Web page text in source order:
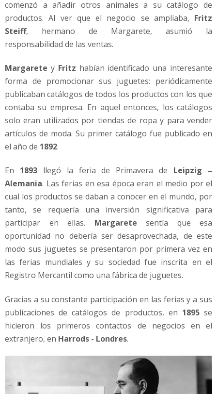
comenzó a añadir otros animales a su catálogo de
productos. Al ver que el negocio se ampliaba, Fritz
Steiff, hermano de Margarete, asumió la
responsabilidad de las ventas.
Margarete y Fritz habían identificado una interesante
forma de promocionar sus juguetes: periódicamente
publicaban catálogos de todos los productos con los que
contaba su empresa. En aquel entonces, los catálogos
solo eran utilizados por tiendas de ropa y para vender
artículos de moda. Su primer catálogo fue publicado en
el año de 1892.
En 1893llegó la feria de Primavera de Leipzig –
Alemania. Las ferias en esa época eran el medio por el
cual los productos se daban a conocer en el mundo, por
tanto, se requería una inversión significativa para
participar en ellas. Margarete sentía que esa
oportunidad no debería ser desaprovechada, de este
modo sus juguetes se presentaron por primera vez en
las ferias mundiales y su sociedad fue inscrita en el
Registro Mercantil como una fábrica de juguetes.
Gracias a su constante participación en las ferias y a sus
publicaciones de catálogos de productos, en 1895se
hicieron los primeros contactos de negocios en el
extranjero, en Harrods - Londres.